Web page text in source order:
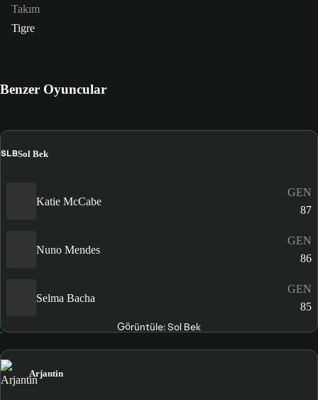
Takım
Tigre
Benzer Oyuncular
SLBSol Bek
Katie McCabe
GEN
87
Nuno Mendes
GEN
86
Selma Bacha
GEN
85
Görüntüle: Sol Bek
Arjantin